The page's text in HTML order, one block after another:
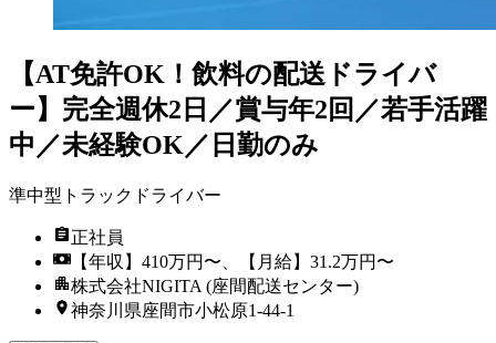
【AT免許OK！飲料の配送ドライバ
ー】完全週休2日／賞与年2回／若手活躍
中／未経験OK／日勤のみ
準中型トラックドライバー
正社員
【年収】410万円〜、【月給】31.2万円〜
株式会社NIGITA (座間配送センター)
神奈川県座間市小松原1-44-1